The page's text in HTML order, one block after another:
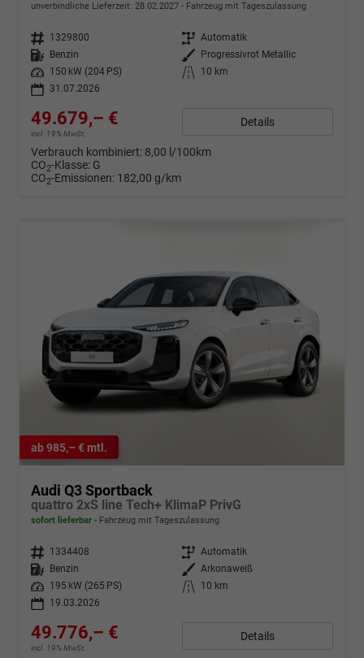
unverbindliche Lieferzeit: 28.02.2027 Fahrzeug mit Tageszulassung
Fahrzeugnr. 1329800 Getriebe Automatik
Kraftstoff
Benzin Außenfarbe
Progressivrot Metallic
Leistung
150 kW (204 PS) Kilometerstand
10 km
31.07.2026
49.679,– €
incl. 19% MwSt.
Details
Verbrauch kombiniert: 8,00 l/100km
CO2-Klasse: G
CO2-Emissionen: 182,00 g/km
ab 985,– € mtl.
Audi Q3 Sportback
quattro 2xS line Tech+ KlimaP PrivG
sofort lieferbar Fahrzeug mit Tageszulassung
Fahrzeugnr. 1334408 Getriebe Automatik
Kraftstoff
Benzin Außenfarbe Arkonaweiß
Leistung
195 kW (265 PS) Kilometerstand
10 km
19.03.2026
49.776,– €
incl. 19% MwSt.
Details